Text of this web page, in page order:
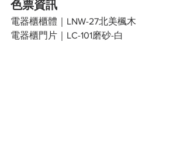
色票資訊
電器櫃櫃體｜LNW-27北美楓木
電器櫃門片｜LC-101磨砂-白